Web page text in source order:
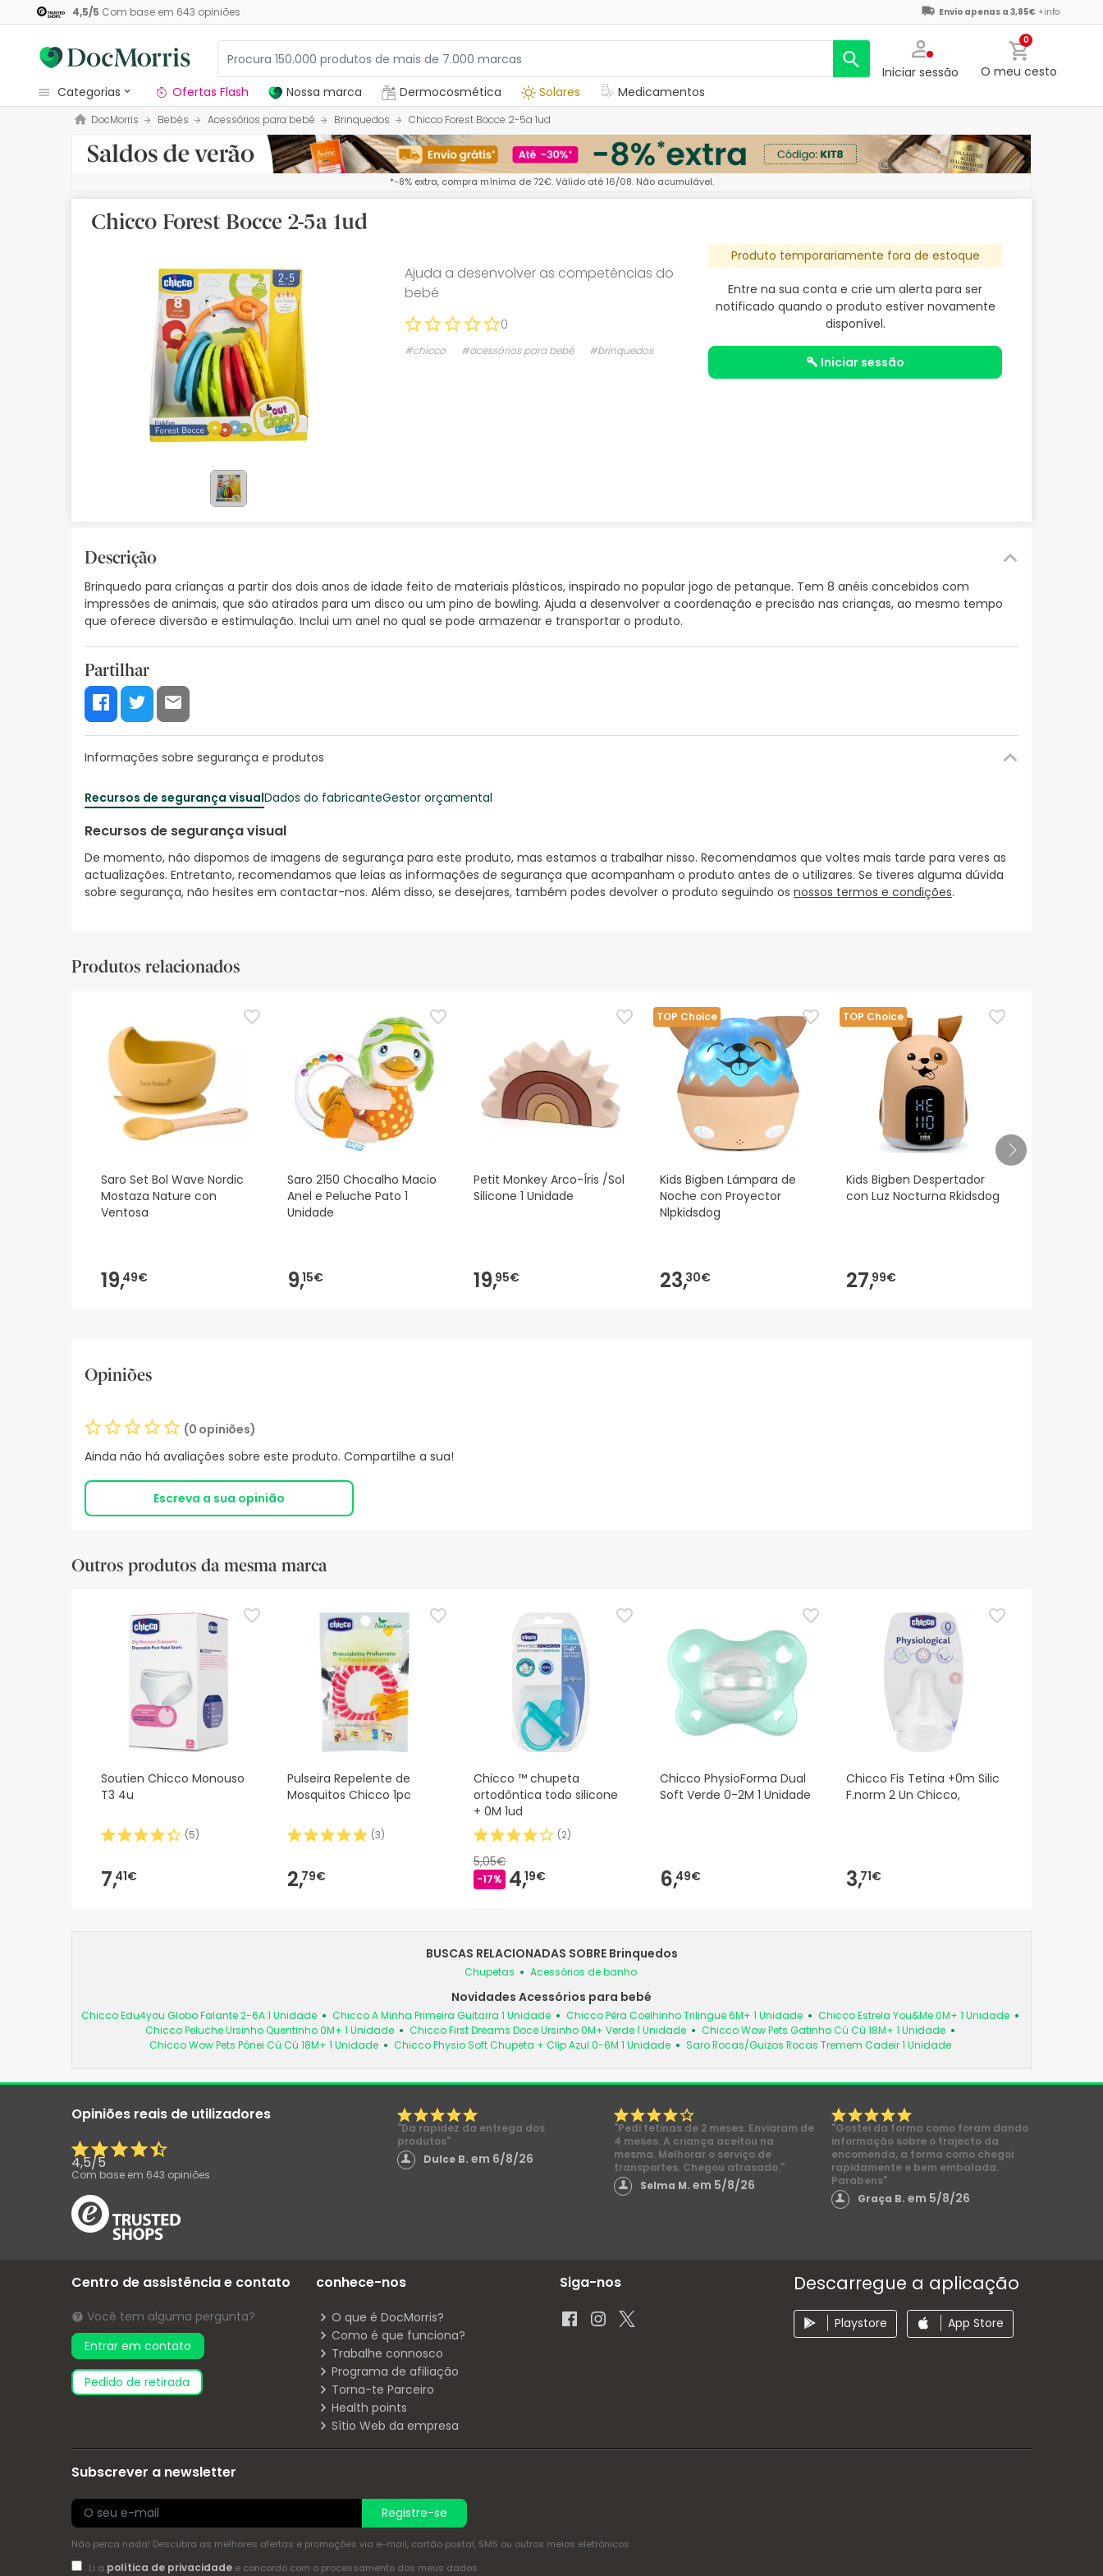
4,5/5 Com base em 643 opiniões Envio apenas a 3,85€ +info
Iniciar sessão
0
O meu cesto
categorias
Dermocosmetica
Nossa marca
Medicamentos
Promoções
Mais vendidos
Health points
Ofertas Flash Nossa marca Dermocosmética Solares Medicamentos
DocMorris Bebés Acessórios para bebé Brinquedos Chicco Forest Bocce 2-5a 1ud
*-8% extra, compra mínima de 72€. Válido até 16/08. Não acumulável.
Chicco Forest Bocce 2-5a 1ud
Produto temporariamente fora de estoque
Entre na sua conta e crie um alerta para ser
notificado quando o produto estiver novamente
disponível.
iniciar sessão
Ajuda a desenvolver as competências do
bebé
0
#chicco #acessórios para bebé #brinquedos
Descrição
Brinquedo para crianças a partir dos dois anos de idade feito de materiais plásticos, inspirado no popular jogo de petanque. Tem 8 anéis concebidos com
impressões de animais, que são atirados para um disco ou um pino de bowling. Ajuda a desenvolver a coordenação e precisão nas crianças, ao mesmo tempo
que oferece diversão e estimulação. Inclui um anel no qual se pode armazenar e transportar o produto.
Partilhar
Informações sobre segurança e produtos
Recursos de segurança visualDados do fabricanteGestor orçamental
Recursos de segurança visual
De momento, não dispomos de imagens de segurança para este produto, mas estamos a trabalhar nisso. Recomendamos que voltes mais tarde para veres as
actualizações. Entretanto, recomendamos que leias as informações de segurança que acompanham o produto antes de o utilizares. Se tiveres alguma dúvida
sobre segurança, não hesites em contactar-nos. Além disso, se desejares, também podes devolver o produto seguindo os nossos termos e condições.
Produtos relacionados
Saro Set Bol Wave Nordic
Mostaza Nature con
Ventosa
19,49€
Saro 2150 Chocalho Macio
Anel e Peluche Pato 1
Unidade
9,15€
Petit Monkey Arco-Íris /Sol
Silicone 1 Unidade
19,95€
TOP Choice
Kids Bigben Lámpara de
Noche con Proyector
Nlpkidsdog
23,30€
TOP Choice
Kids Bigben Despertador
con Luz Nocturna Rkidsdog
27,99€
Opiniões
(0 opiniões)
Ainda não há avaliações sobre este produto. Compartilhe a sua!
Escreva a sua opinião
Outros produtos da mesma marca
Soutien Chicco Monouso
T3 4u
(5)
7,41€
Pulseira Repelente de
Mosquitos Chicco 1pc
(3)
2,79€
Chicco ™ chupeta
ortodôntica todo silicone
+ 0M 1ud
(2)
5,05€
-17% 4,19€
Chicco PhysioForma Dual
Soft Verde 0-2M 1 Unidade
6,49€
Chicco Fis Tetina +0m Silic
F.norm 2 Un Chicco,
3,71€
BUSCAS RELACIONADAS SOBRE Brinquedos
Chupetas Acessórios de banho
Novidades Acessórios para bebé
Chicco Edu4you Globo Falante 2-6A 1 Unidade Chicco A Minha Primeira Guitarra 1 Unidade Chicco Pêra Coelhinho Trilingue 6M+ 1 Unidade
Chicco Estrela You&Me 0M+ 1 Unidade
Chicco Peluche Ursinho Quentinho 0M+ 1 Unidade
Chicco First Dreams Doce Ursinho 0M+ Verde 1 Unidade
Chicco Wow Pets Gatinho Cú Cú 18M+ 1 Unidade
Chicco Wow Pets Pónei Cú Cú 18M+ 1 Unidade
Chicco Physio Soft Chupeta + Clip Azul 0-6M 1 Unidade Saro Rocas/Guizos Rocas Tremem Cadeir 1 Unidade
Opiniões reais de utilizadores
4,5/5
Com base em 643 opiniões
"Da rapidez da entrega dos
produtos"
Dulce B. em 6/8/26
"Pedi tetinas de 2 meses. Enviaram de
4 meses. A criança aceitou na
mesma. Melhorar o serviço de
transportes. Chegou atrasado."
Selma M.em 5/8/26
"Gostei da forma como foram dando
informação sobre o trajecto da
encomenda, a forma como chegoi
rapidamente e bem embalada.
Parabens"
Graça B. em 5/8/26
Centro de assistência e contato
Você tem alguma pergunta?
Entrar em contato
pedido de retirada
conhece-nos
O que é DocMorris?
Como é que funciona?
Trabalhe connosco
Programa de afiliação
Torna-te Parceiro
Health points
Sítio Web da empresa
Siga-nos Descarregue a aplicação
Playstore App Store
Subscrever a newsletter
Registre-se
Não perca nada! Descubra as melhores ofertas e promoções via e-mail, cartão postal, SMS ou outros meios eletrónicos
Li a política de privacidadee concordo com o processamento dos meus dados